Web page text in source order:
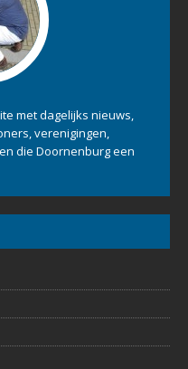
met dagelijks nieuws,
verenigingen,
die Doornenburg een